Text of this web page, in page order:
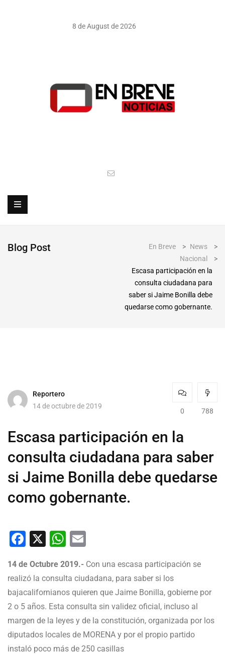
8 de August de 2026
Blog Post En Breve > News
>
Nacional
>
Escasa participación en la
consulta ciudadana para
saber si Jaime Bonilla debe
quedarse como gobernante.
Reportero
14 de octubre de 2019
0 788
Escasa participación en la
consulta ciudadana para saber
si Jaime Bonilla debe quedarse
como gobernante.
Facebook
X WhatsApp
14 de Octubre 2019.- Con una escasa participación se
realizó la consulta ciudadana, para saber si los
bajacalifornianos quieren que Jaime Bonilla, gobierne por
2 o 5 años. Esta consulta sin validez oficial, incluso al
margen de la leyes y de la constitución, organizada por los
diputados locales de MORENA y por el propio partido
instaló poco más de 250 casillas